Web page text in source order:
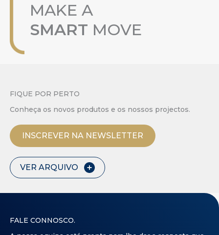
MAKE A
SMART MOVE
FIQUE POR PERTO
Conheça os novos produtos e os nossos projectos.
INSCREVER NA NEWSLETTER
VER ARQUIVO
FALE CONNOSCO.